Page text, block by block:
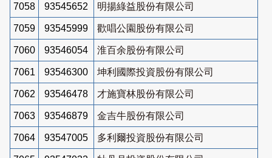
7058 93545652 明揚綠益股份有限公司
7059 93545999 歡唱公園股份有限公司
7060 93546054 淮百余股份有限公司
7061 93546300 坤利國際投資股份有限公司
7062 93546478 才施寶林股份有限公司
7063 93546879 金吉牛股份有限公司
7064 93547005 多利爾投資股份有限公司